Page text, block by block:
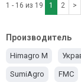
1 - 16 из 19 1 2 >
Производитель
Himagro M
SumiAgro FMC